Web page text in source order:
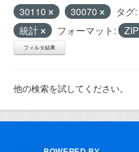
30110
30070
タグ:
統計
フォーマット: ZIP
フィルタ結果
他の検索を試してください。